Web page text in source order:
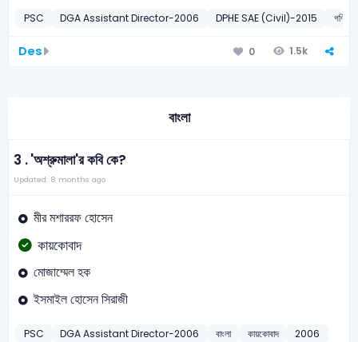
PSC DGA Assistant Director-2006 DPHE SAE (Civil)-2015 গণিত
Des 0 1.5k
বাংলা
3 .'অশ্রুমালা'র কবি কে?
Updated: 8 months ago
মীর মশাররফ হোসেন
কায়কোবাদ
মোজাম্মেল হক
ইসমাইল হোসেন সিরাজী
PSC DGA Assistant Director-2006 বাংলা কায়কোবাদ 2006